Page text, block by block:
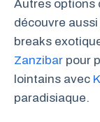
Autres options
découvre
breaks
Zanzibar pour
lointains avec
paradisiaque.